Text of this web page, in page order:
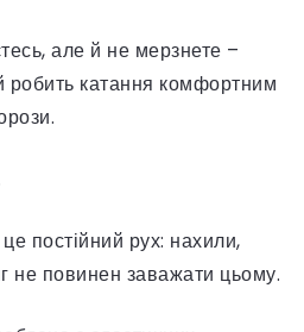
але й не мерзнете –
робить катання комфортним
постійний рух: нахили,
не повинен заважати цьому.